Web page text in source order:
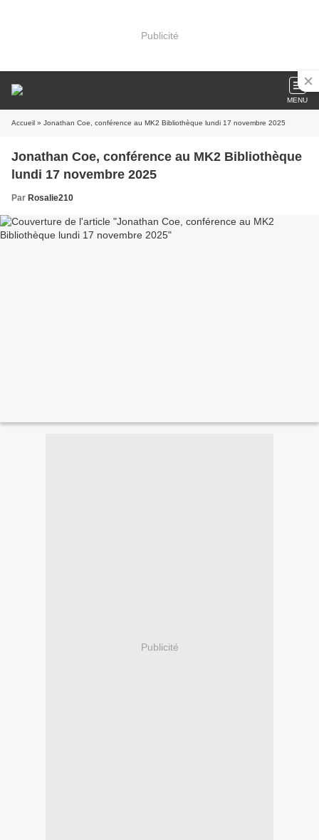
Publicité
MENU
Accueil » Jonathan Coe, conférence au MK2 Bibliothèque lundi 17 novembre 2025
Jonathan Coe, conférence au MK2 Bibliothèque
lundi 17 novembre 2025
Par Rosalie210
Publicité